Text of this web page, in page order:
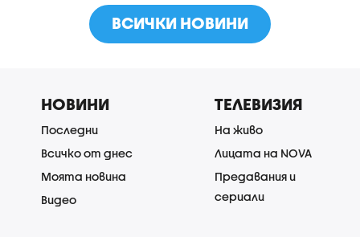
ВСИЧКИ НОВИНИ
НОВИНИ
Последни
Всичко от днес
Моята новина
Видео
ТЕЛЕВИЗИЯ
На живо
Лицата на NOVA
Предавания и
сериали